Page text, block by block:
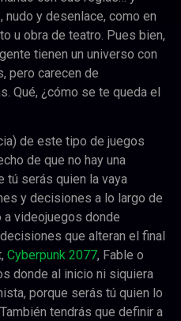
y desenlace, como en
u obra de teatro. Pues bien,
tienen un universo con
pero carecen de
Qué, ¿cómo se te queda el
de este tipo de juegos
de que no hay una
tú serás quien la vaya
y decisiones a lo largo de
a videojuegos donde
que alteran el final
Cyberpunk 2077, Fable o
donde al inicio ni siquiera
porque serás tú quien lo
tendrás que definir a